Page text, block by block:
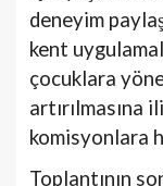
deneyim
kent
çocuklara
artırılmasına
komisyonlara
Toplantının